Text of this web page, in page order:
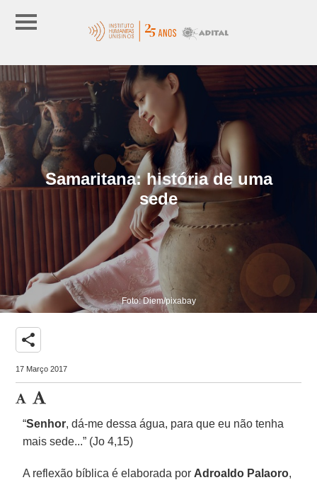
Samaritana: história de uma
sede
Foto: Diem/pixabay
share
17 Março 2017
“Senhor, dá-me dessa água, para que eu não tenha
mais sede...” (Jo 4,15)
A reflexão bíblica é elaborada por Adroaldo Palaoro,